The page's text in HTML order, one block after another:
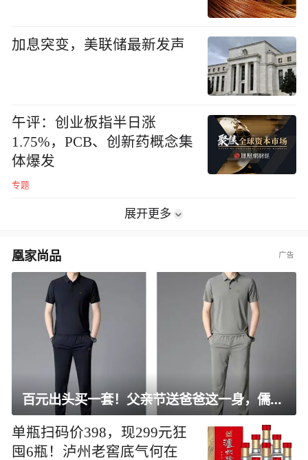
加息突变，美联储最新发声
午评：创业板指半日涨
1.75%，PCB、创新药概念集
体爆发
专题
展开更多
凰家尚品
百元出头买一套！父亲节送爸爸这一身，儒雅有型还凉爽
单瓶扫码价398，现299元狂
囤6瓶！泸州老窖底气何在